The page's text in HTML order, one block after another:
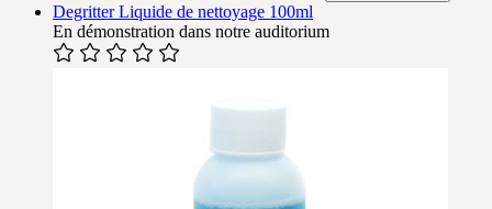
Degritter Liquide de nettoyage 100ml
En démonstration dans notre auditorium